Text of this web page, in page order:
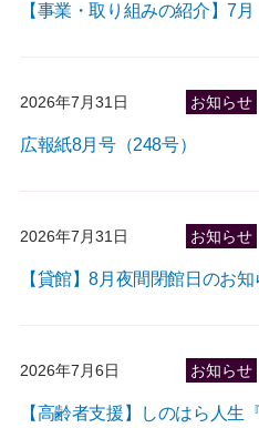
【事業・取り組みの紹介】7月
2026年7月31日 お知らせ
広報紙8月号（248号）
2026年7月31日 お知らせ
【貸館】8月夜間閉館日のお知
2026年7月6日 お知らせ
【高齢者支援】しのはら人生